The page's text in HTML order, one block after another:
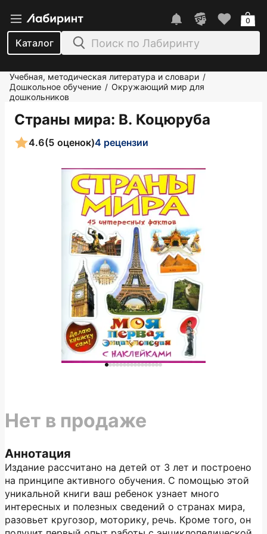
Каталог
0
Учебная, методическая литература и словари /
Дошкольное обучение / Окружающий мир для
дошкольников
Страны мира: В. Коцюруба
4.6(5 оценок)4 рецензии
Аннотация
Издание рассчитано на детей от 3 лет и построено
на принципе активного обучения. С помощью этой
уникальной книги ваш ребенок узнает много
интересных и полезных сведений о странах мира,
разовьет кругозор, моторику, речь. Кроме того, он
Нет в продаже